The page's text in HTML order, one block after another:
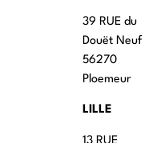
39 RUE du
Douët Neuf
56270
Ploemeur
LILLE
13 RUE